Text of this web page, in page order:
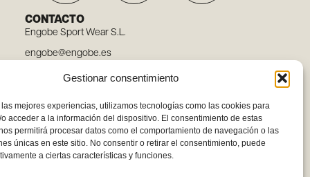
Gestionar consentimiento
mejores experiencias, utilizamos tecnologías como las cookies para
acceder a la información del dispositivo. El consentimiento de estas
permitirá procesar datos como el comportamiento de navegación o las
únicas en este sitio. No consentir o retirar el consentimiento, puede
a ciertas características y funciones.
CONTACTO
Engobe Sport Wear S.L.
engobe@engobe.es
Tel. 96 110 78 03